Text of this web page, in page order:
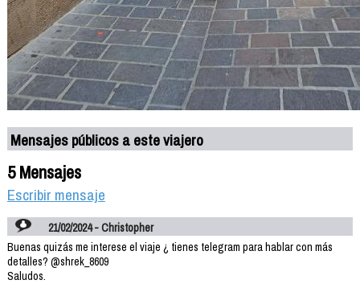
Mensajes públicos a este viajero
5 Mensajes
Escribir mensaje
21/02/2024 - Christopher
Buenas quizás me interese el viaje ¿ tienes telegram para hablar con más
detalles? @shrek_8609
Saludos.